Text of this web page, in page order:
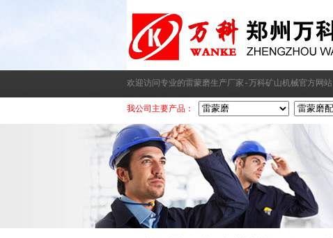
欢迎访问专业的雷蒙磨生产厂家-万科矿山机械官方网站
我公司主要产品：